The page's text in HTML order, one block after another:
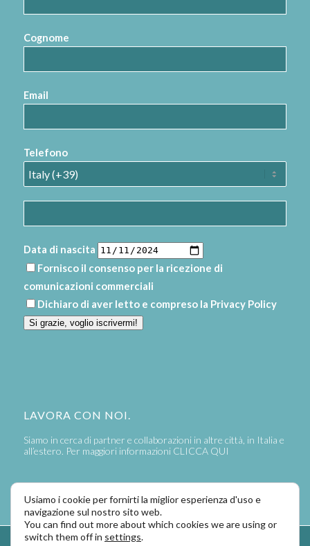
Cognome
Email
Telefono
Data di nascita
Fornisco il consenso per la ricezione di
comunicazioni commerciali
Dichiaro di aver letto e compreso la Privacy Policy
Si grazie, voglio iscrivermi!
LAVORA CON NOI.
Siamo in cerca di partner e collaborazioni in altre città, in Italia e
all’estero. Per maggiori informazioni CLICCA QUI
Usiamo i cookie per fornirti la miglior esperienza d'uso e
navigazione sul nostro sito web.
You can find out more about which cookies we are using or
switch them off in settings.